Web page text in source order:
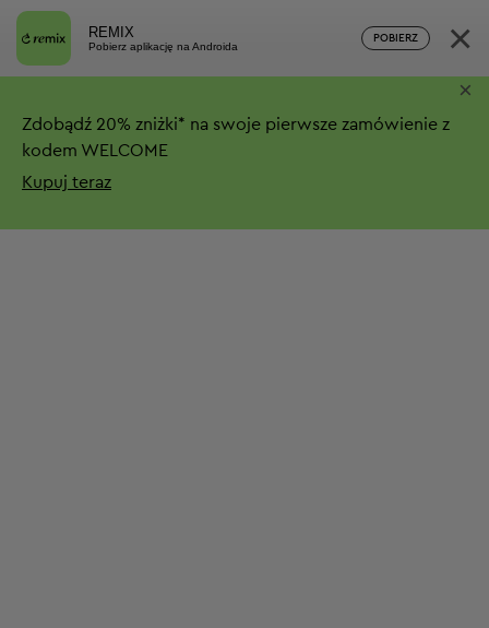
REMIX
Pobierz aplikację na Androida
POBIERZ ×
Zdobądź 20% zniżki* na swoje pierwsze zamówienie z
kodem WELCOME
Kupuj teraz
×